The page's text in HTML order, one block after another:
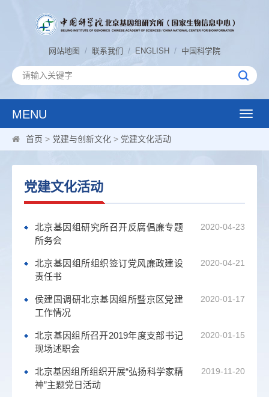
网站地图 / 联系我们 / ENGLISH / 中国科学院
MENU
Toggle
首页 > 党建与创新文化 > 党建文化活动
党建文化活动
2020-04-23
北京基因组研究所召开反腐倡廉专题
所务会
2020-04-21
北京基因组所组织签订党风廉政建设
责任书
2020-01-17
侯建国调研北京基因组所暨京区党建
工作情况
2020-01-15
北京基因组所召开2019年度支部书记
现场述职会
2019-11-20
北京基因组所组织开展“弘扬科学家精
神”主题党日活动